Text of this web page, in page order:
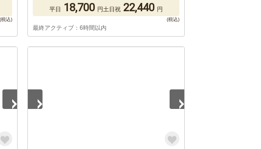
平日 18,700 円土日祝 22,440 円
最終アクティブ：6時間以内